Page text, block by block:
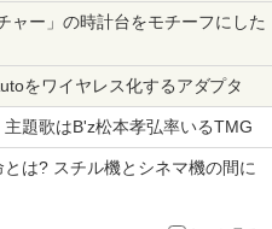
ャー」の時計台をモチーフにした
をワイヤレス化するアダプタ
題歌はB'z松本孝弘率いるTMG
は? スチル機とシネマ機の間に